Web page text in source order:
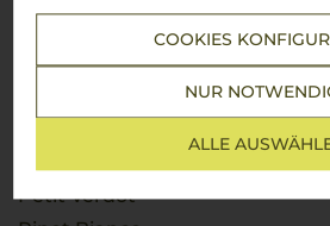
COOKIES
NUR
ALLE
Petit Verdot